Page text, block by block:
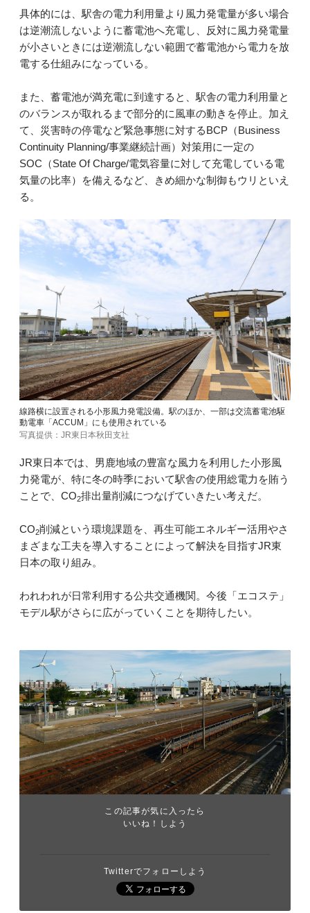
具体的には、駅舎の電力利用量より風力発電量が多い場合
は逆潮流しないように蓄電池へ充電し、反対に風力発電量
が小さいときには逆潮流しない範囲で蓄電池から電力を放
電する仕組みになっている。
また、蓄電池が満充電に到達すると、駅舎の電力利用量と
のバランスが取れるまで部分的に風車の動きを停止。加え
て、災害時の停電など緊急事態に対するBCP（Business
Continuity Planning/事業継続計画）対策用に一定の
SOC（State Of Charge/電気容量に対して充電している電
気量の比率）を備えるなど、きめ細かな制御もウリといえ
る。
線路横に設置される小形風力発電設備。駅のほか、一部は交流蓄電池駆
動電車「ACCUM」にも使用されている
写真提供：JR東日本秋田支社
JR東日本では、男鹿地域の豊富な風力を利用した小形風
力発電が、特に冬の時季において駅舎の使用総電力を賄う
ことで、CO2排出量削減につなげていきたい考えだ。
CO2削減という環境課題を、再生可能エネルギー活用やさ
まざまな工夫を導入することによって解決を目指すJR東
日本の取り組み。
われわれが日常利用する公共交通機関。今後「エコステ」
モデル駅がさらに広がっていくことを期待したい。
この記事が気に入ったら
いいね！しよう
Twitterでフォローしよう